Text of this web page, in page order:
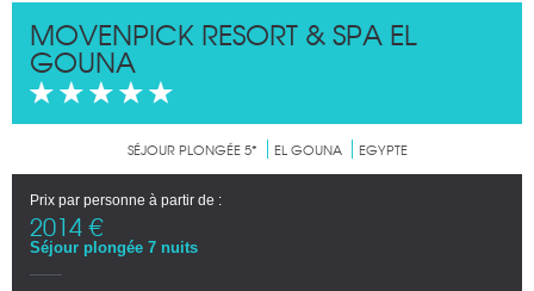
MOVENPICK RESORT & SPA EL
GOUNA
SÉJOUR PLONGÉE 5* EL GOUNA EGYPTE
Prix par personne à partir de :
2014 €
Séjour plongée 7 nuits